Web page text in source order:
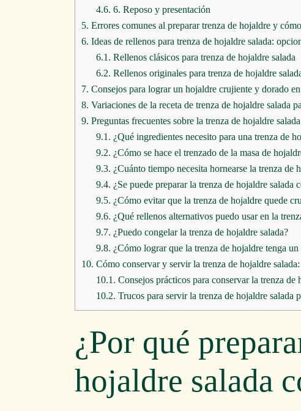
4.6. 6. Reposo y presentación
5. Errores comunes al preparar trenza de hojaldre y
6. Ideas de rellenos para trenza de hojaldre salada:
6.1. Rellenos clásicos para trenza de hojaldre salada
6.2. Rellenos originales para trenza de hojaldre
7. Consejos para lograr un hojaldre crujiente y dorado
8. Variaciones de la receta de trenza de hojaldre salada
9. Preguntas frecuentes sobre la trenza de hojaldre salada
9.1. ¿Qué ingredientes necesito para una trenza de
9.2. ¿Cómo se hace el trenzado de la masa de
9.3. ¿Cuánto tiempo necesita hornearse la trenza de
9.4. ¿Se puede preparar la trenza de hojaldre salada
9.5. ¿Cómo evitar que la trenza de hojaldre quede
9.6. ¿Qué rellenos alternativos puedo usar en la
9.7. ¿Puedo congelar la trenza de hojaldre salada?
9.8. ¿Cómo lograr que la trenza de hojaldre tenga
10. Cómo conservar y servir la trenza de hojaldre
10.1. Consejos prácticos para conservar la trenza de
10.2. Trucos para servir la trenza de hojaldre salada
¿Por qué
hojaldre salada